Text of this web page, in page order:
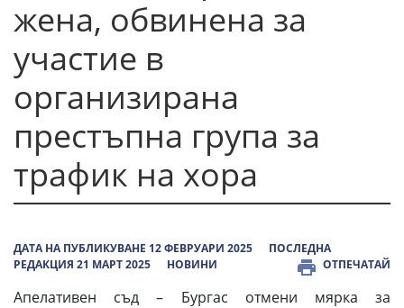
жена, обвинена за
участие в
организирана
престъпна група за
трафик на хора
ДАТА НА ПУБЛИКУВАНЕ 12 ФЕВРУАРИ 2025
ПОСЛЕДНА
РЕДАКЦИЯ 21 МАРТ 2025
НОВИНИ ОТПЕЧАТАЙ
Апелативен съд – Бургас отмени мярка за